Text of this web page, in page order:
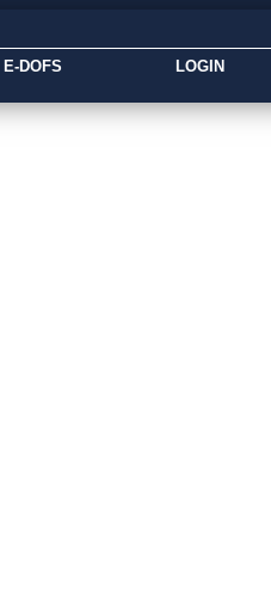
E-DOFS LOGIN